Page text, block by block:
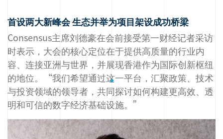
首设两大新峰会 生态并举为项目架设成功桥梁
Consensus主席刘德豪在会前接受第一财经记者采访
时表示，大会的核心定位在于提供高质量的行业内
容、连接亚洲与世界，并展现香港作为国际创新枢纽
的地位。“我们希望通过这一平台，汇聚政策、技术
与投资领域的领导者，共同探讨如何构建更高效、透
明和可信的数字经济基础设施。”